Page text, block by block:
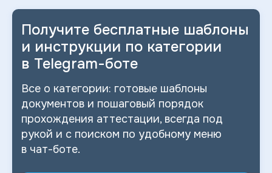
Получите бесплатные шаблоны
и инструкции по категории
в Telegram-боте
Все о категории: готовые шаблоны
документов и пошаговый порядок
прохождения аттестации, всегда под
рукой и с поиском по удобному меню
в чат-боте.